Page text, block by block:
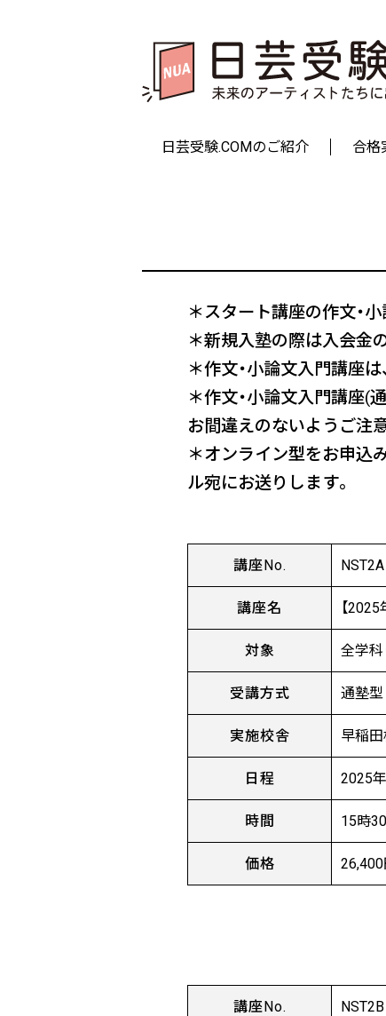
日芸受験.COMのご紹介 合格
＊スタート講座の作文・
＊新規入塾の際は入会金
＊作文・小論文入門講座
＊作文・小論文入門講座(
お間違えのないようご注
＊オンライン型をお申込
ル宛にお送りします。
講座No. NST2A
講座名 【
対象 全学科
受講方式 通塾型
実施校舎 早稲田
日程 2025
時間 15時
価格 26,400
講座No. NST2B